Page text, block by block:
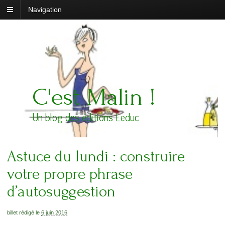
Navigation
C'est Malin !
Un blog des éditions Leduc
Astuce du lundi : construire
votre propre phrase
d’autosuggestion
billet rédigé le 6 juin 2016